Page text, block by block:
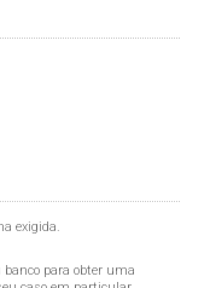
exigida.
para obter uma